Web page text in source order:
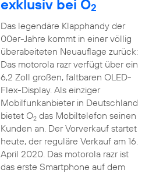
exklusiv bei O2
Das legendäre Klapphandy der
00er-Jahre kommt in einer völlig
überabeiteten Neuauflage zurück:
Das motorola razr verfügt über ein
6,2 Zoll großen, faltbaren OLED-
Flex-Display. Als einziger
Mobilfunkanbieter in Deutschland
bietet O2das Mobiltelefon seinen
Kunden an. Der Vorverkauf startet
heute, der reguläre Verkauf am 16.
April 2020. Das motorola razr ist
das erste Smartphone auf dem